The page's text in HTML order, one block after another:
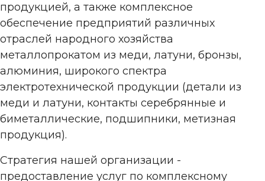
продукцией, а также комплексное
обеспечение предприятий различных
отраслей народного хозяйства
металлопрокатом из меди, латуни, бронзы,
алюминия, широкого спектра
электротехнической продукции (детали из
меди и латуни, контакты серебрянные и
биметаллические, подшипники, метизная
продукция).
Стратегия нашей организации -
предоставление услуг по комплексному